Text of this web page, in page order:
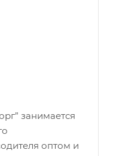
занимается
оптом и